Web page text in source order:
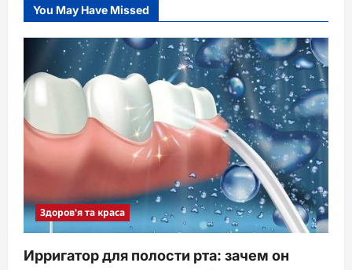
You May Have Missed
Здоров'я та краса
Ирригатор для полости рта: зачем он